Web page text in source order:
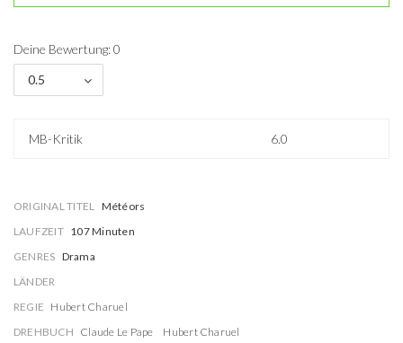
Deine Bewertung: 0
0.5
MB-Kritik 6.0
ORIGINAL TITEL Météors
LAUFZEIT 107 Minuten
GENRES Drama
LÄNDER
REGIE Hubert Charuel
DREHBUCH Claude Le Pape
Hubert Charuel